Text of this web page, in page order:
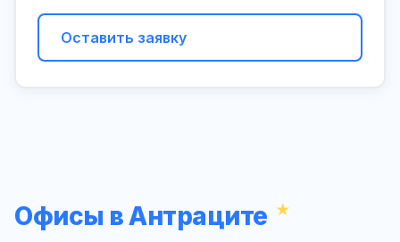
Оставить заявку
Офисы в Антраците